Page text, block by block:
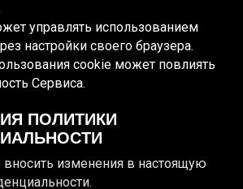
управлять использованием
настройки своего браузера.
cookie может повлиять
Сервиса.
ПОЛИТИКИ
изменения в настоящую